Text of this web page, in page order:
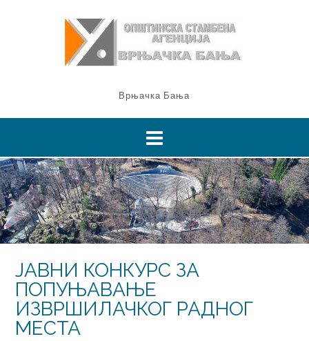
Врњачка Бања
ЈАВНИ КОНКУРС ЗА
ПОПУЊАВАЊЕ
ИЗВРШИЛАЧКОГ РАДНОГ
МЕСТА